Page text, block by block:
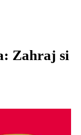
Zahraj si